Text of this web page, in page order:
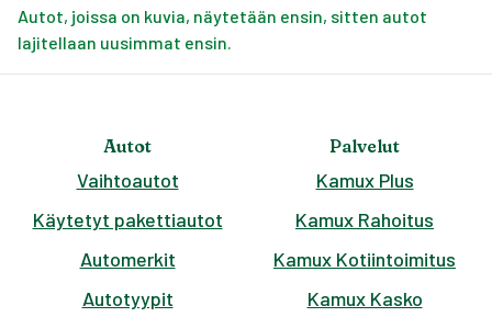
Autot, joissa on kuvia, näytetään ensin, sitten autot
lajitellaan uusimmat ensin.
Autot
Vaihtoautot
Käytetyt pakettiautot
Automerkit
Autotyypit
Palvelut
Kamux Plus
Kamux Rahoitus
Kamux Kotiintoimitus
Kamux Kasko